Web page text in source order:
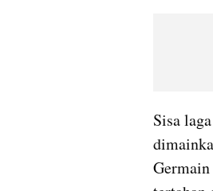
Sisa laga